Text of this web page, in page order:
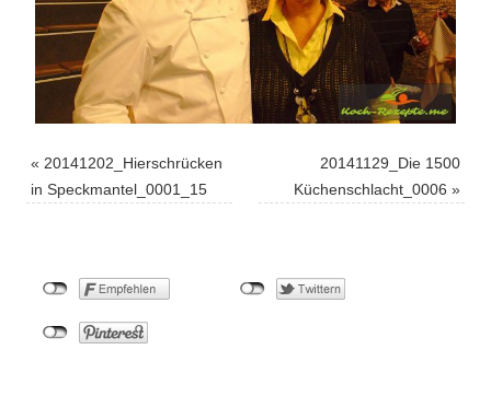
« 20141202_Hierschrücken
in Speckmantel_0001_15
20141129_Die 1500
Küchenschlacht_0006 »